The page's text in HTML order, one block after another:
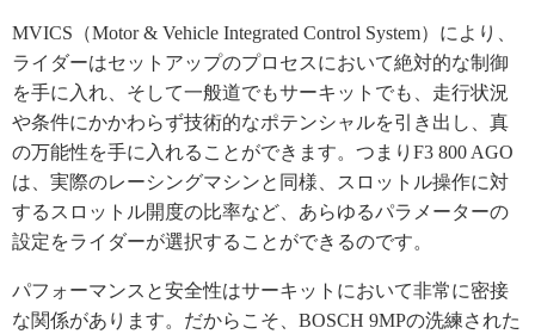
MVICS（Motor & Vehicle Integrated Control System）により、
ライダーはセットアップのプロセスにおいて絶対的な制御
を手に入れ、そして一般道でもサーキットでも、走行状況
や条件にかかわらず技術的なポテンシャルを引き出し、真
の万能性を手に入れることができます。つまりF3 800 AGO
は、実際のレーシングマシンと同様、スロットル操作に対
するスロットル開度の比率など、あらゆるパラメーターの
設定をライダーが選択することができるのです。
パフォーマンスと安全性はサーキットにおいて非常に密接
な関係があります。だからこそ、BOSCH 9MPの洗練された